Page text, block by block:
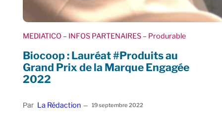
MEDIATICO – INFOS PARTENAIRES – Produrable
Biocoop : Lauréat #Produits au
Grand Prix de la Marque Engagée
2022
Par La Rédaction – 19 septembre 2022